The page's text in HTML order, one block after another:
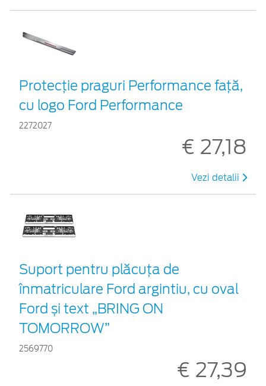
Protecție praguri Performance față,
cu logo Ford Performance
2272027
€ 27,18
Vezi detalii
Suport pentru plăcuța de
înmatriculare Ford argintiu, cu oval
Ford și text „BRING ON
TOMORROW”
2569770
€ 27,39